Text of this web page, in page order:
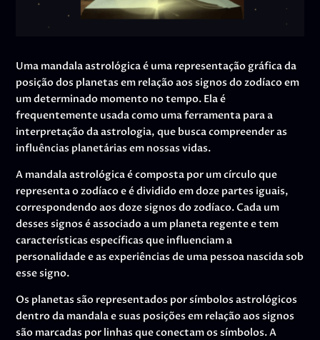
Uma mandala astrológica é uma representação gráfica da
posição dos planetas em relação aos signos do zodíaco em
um determinado momento no tempo. Ela é
frequentemente usada como uma ferramenta para a
interpretação da astrologia, que busca compreender as
influências planetárias em nossas vidas.
A mandala astrológica é composta por um círculo que
representa o zodíaco e é dividido em doze partes iguais,
correspondendo aos doze signos do zodíaco. Cada um
desses signos é associado a um planeta regente e tem
características específicas que influenciam a
personalidade e as experiências de uma pessoa nascida sob
esse signo.
Os planetas são representados por símbolos astrológicos
dentro da mandala e suas posições em relação aos signos
são marcadas por linhas que conectam os símbolos. A